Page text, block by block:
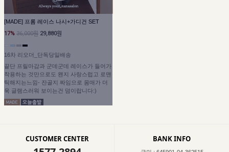
[MADE] 프롬 레이스 나시+가디건 SET
17% 36,000원 29,880원
16차 리오더_단독당일배송
끝단 프릴마감과 군데군데 레이스가 들어가
착용하는 것만으로도 왠지 사랑스럽고 로맨
틱해지는느낌- 잔골지 짜임으로 몸매가 더
욱 글램스러워 보이는건 덤이랍니다:)
CUSTOMER CENTER BANK INFO